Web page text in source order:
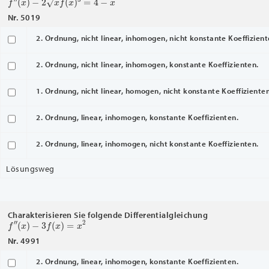
Nr. 5019
2. Ordnung, nicht linear, inhomogen, nicht konstante
2. Ordnung, nicht linear, inhomogen, konstante Koeffizienten.
1. Ordnung, nicht linear, homogen, nicht konstante
2. Ordnung, linear, inhomogen, konstante Koeffizienten.
2. Ordnung, linear, inhomogen, nicht konstante Koeffizienten.
Lösungsweg
Charakterisieren Sie folgende Differentialgleichung
f″(x)−3f(x)=x2
Nr. 4991
2. Ordnung, linear, inhomogen, konstante Koeffizienten.